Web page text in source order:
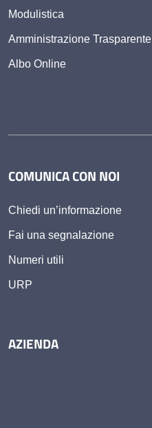
Modulistica
Amministrazione Trasparente
Albo Online
COMUNICA CON NOI
Chiedi un’informazione
Fai una segnalazione
Numeri utili
URP
AZIENDA